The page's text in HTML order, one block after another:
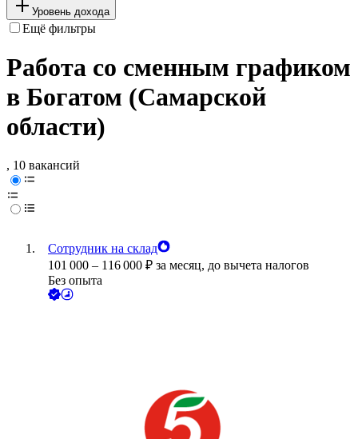
Уровень дохода
Ещё фильтры
Работа со сменным графиком
в Богатом (Самарской
области)
, 10 вакансий
Сотрудник на склад
101 000 – 116 000 ₽ за месяц, до вычета налогов
Без опыта